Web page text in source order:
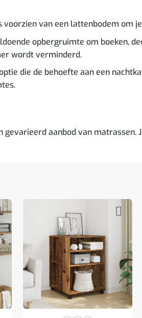
van een lattenbodem om
opbergruimte om boeken,
wordt verminderd.
die de behoefte aan een
aanbod van matrassen.